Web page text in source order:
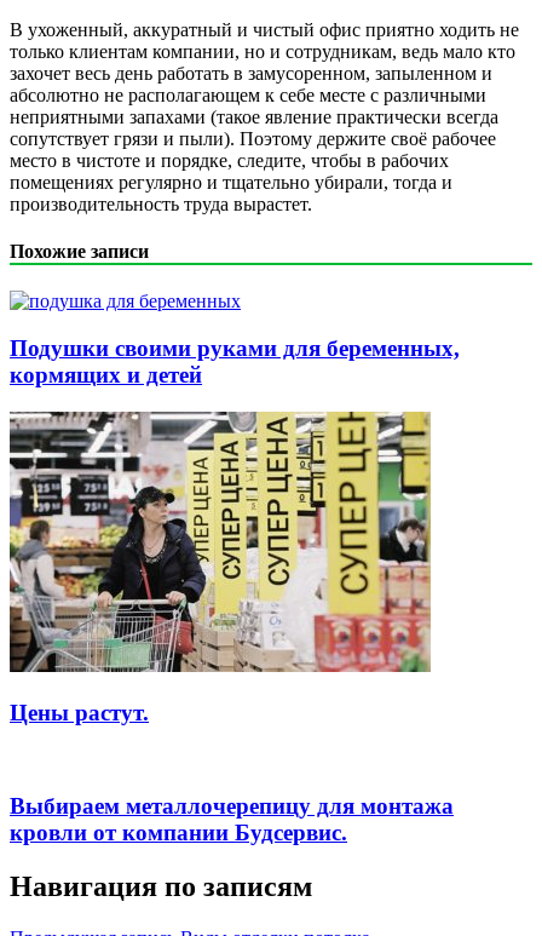
В ухоженный, аккуратный и чистый офис приятно ходить не
только клиентам компании, но и сотрудникам, ведь мало кто
захочет весь день работать в замусоренном, запыленном и
абсолютно не располагающем к себе месте с различными
неприятными запахами (такое явление практически всегда
сопутствует грязи и пыли). Поэтому держите своё рабочее
место в чистоте и порядке, следите, чтобы в рабочих
помещениях регулярно и тщательно убирали, тогда и
производительность труда вырастет.
Похожие записи
Подушки своими руками для беременных,
кормящих и детей
Цены растут.
Выбираем металлочерепицу для монтажа
кровли от компании Будсервис.
Навигация по записям